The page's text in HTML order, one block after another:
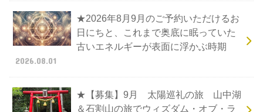
★2026年8月9月のご予約いただけるお
日にちと、これまで奥底に眠っていた
古いエネルギーが表面に浮かぶ時期
2026.08.01
★【募集】9月 太陽巡礼の旅 山中湖
＆石割山の旅でウィズダム・オブ・ラ